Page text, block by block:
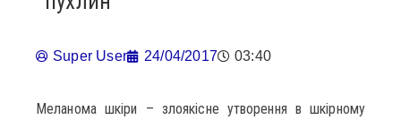
Super User 24/04/2017 03:40
Меланома шкіри – злоякісне утворення в шкірному